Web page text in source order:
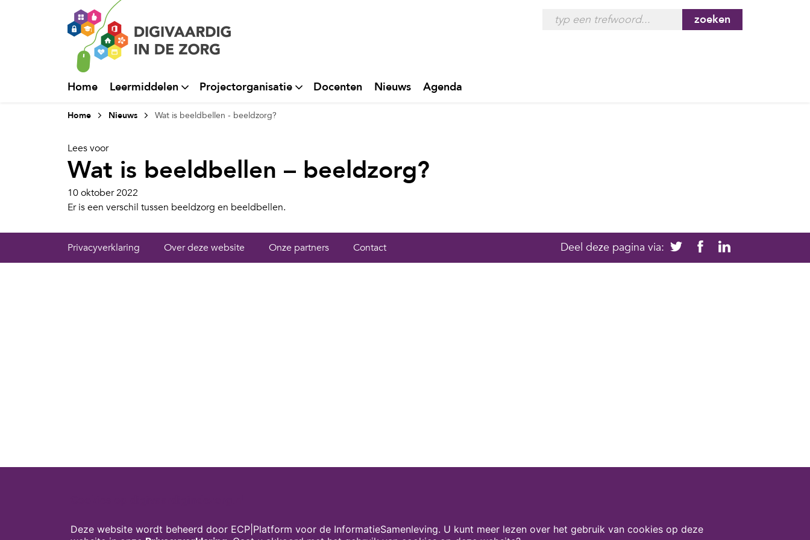
zoeken
Home Leermiddelen Projectorganisatie Docenten Nieuws Agenda
Home Nieuws Wat is beeldbellen - beeldzorg?
Lees voor
Wat is beeldbellen – beeldzorg?
10 oktober 2022
Er is een verschil tussen beeldzorg en beeldbellen.
Privacyverklaring Over deze website Onze partners Contact Deel deze pagina via:
Deze website wordt beheerd door ECP|Platform voor de InformatieSamenleving. U kunt meer lezen over het gebruik van cookies op deze